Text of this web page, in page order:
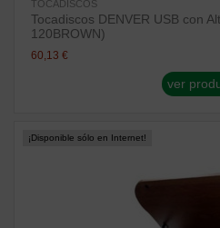
TOCADISCOS
Tocadiscos DENVER USB con
120BROWN)
60,13 €
ver
¡Disponible sólo en Internet!